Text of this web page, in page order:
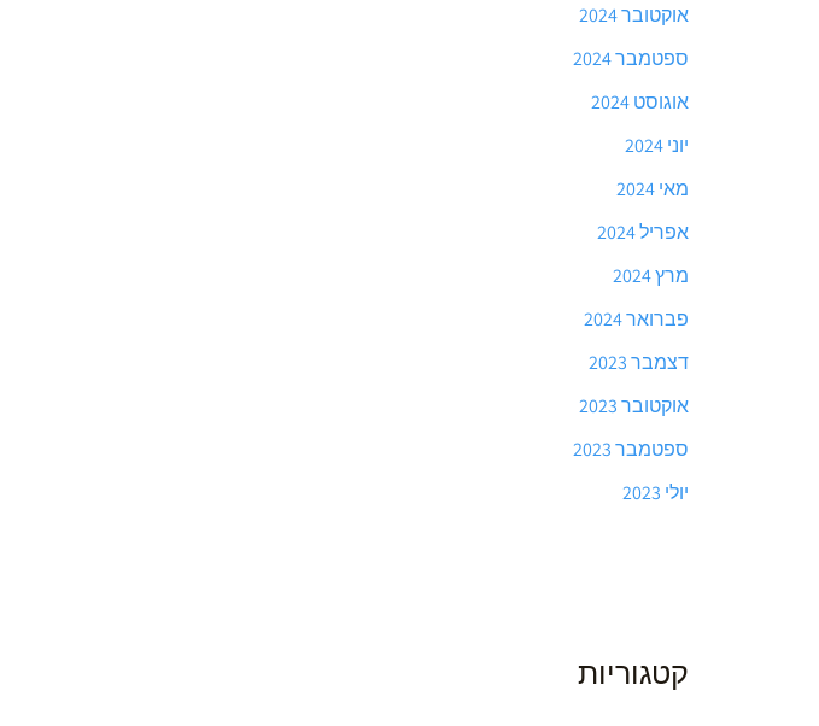
אוקטובר 2024
ספטמבר 2024
אוגוסט 2024
יוני 2024
מאי 2024
אפריל 2024
מרץ 2024
פברואר 2024
דצמבר 2023
אוקטובר 2023
ספטמבר 2023
יולי 2023
קטגוריות